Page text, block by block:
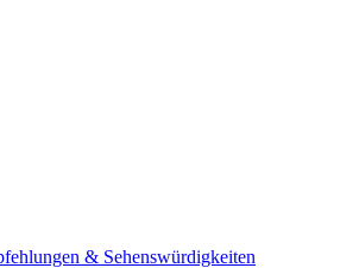
& Sehenswürdigkeiten